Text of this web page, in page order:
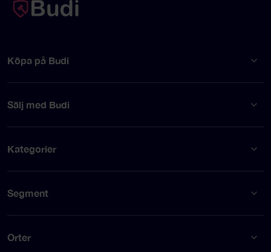
Köpa på Budi
Sälj med Budi
Kategorier
Segment
Orter